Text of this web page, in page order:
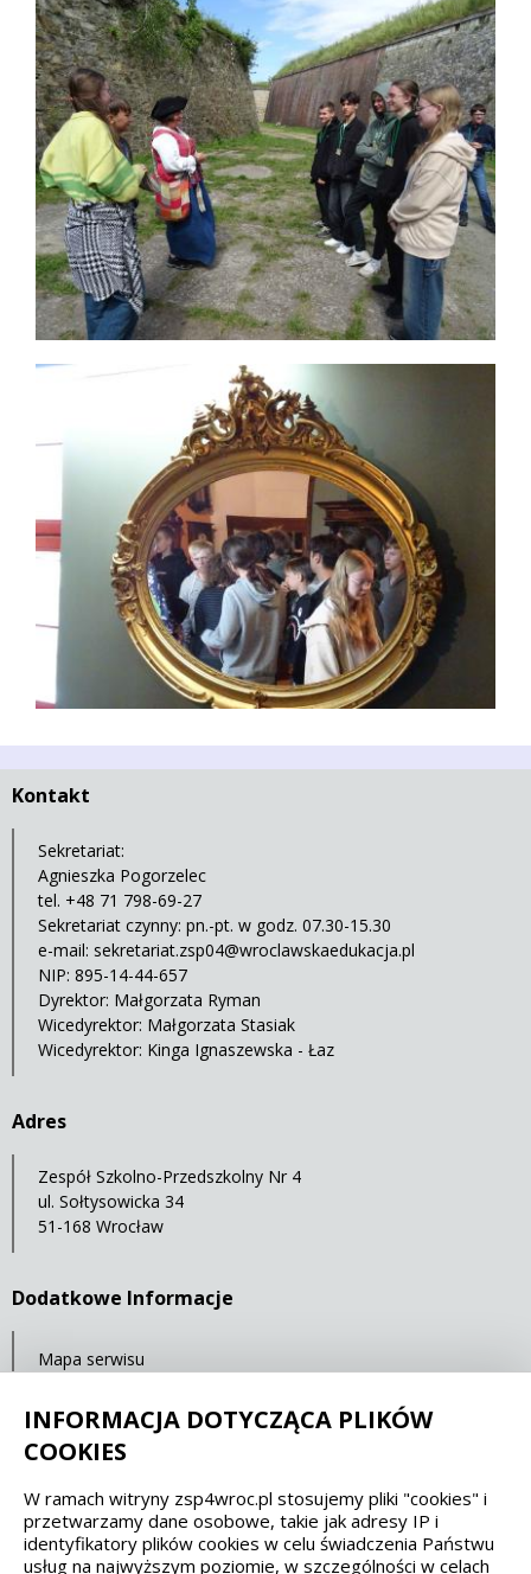
Kontakt
Sekretariat:
Agnieszka Pogorzelec
tel. +48 71 798-69-27
Sekretariat czynny: pn.-pt. w godz. 07.30-15.30
e-mail: sekretariat.zsp04@wroclawskaedukacja.pl
NIP: 895-14-44-657
Dyrektor: Małgorzata Ryman
Wicedyrektor: Małgorzata Stasiak
Wicedyrektor: Kinga Ignaszewska - Łaz
Adres
Zespół Szkolno-Przedszkolny Nr 4
ul. Sołtysowicka 34
51-168 Wrocław
Dodatkowe Informacje
Mapa serwisu
Spełniamy standardy dostępności oraz W3C
WCAG 2.1 SECTION 508 EAA/EN 301549
INFORMACJA DOTYCZĄCA PLIKÓW
COOKIES
W ramach witryny zsp4wroc.pl stosujemy pliki "cookies" i
przetwarzamy dane osobowe, takie jak adresy IP i
identyfikatory plików cookies w celu świadczenia Państwu
usług na najwyższym poziomie, w szczególności w celach